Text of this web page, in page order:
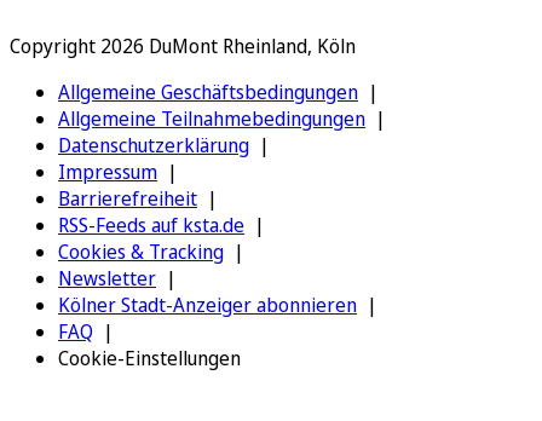
Copyright 2026 DuMont Rheinland, Köln
Allgemeine Geschäftsbedingungen
Allgemeine Teilnahmebedingungen
Datenschutzerklärung
Impressum
Barrierefreiheit
RSS-Feeds auf ksta.de
Cookies & Tracking
Newsletter
Kölner Stadt-Anzeiger abonnieren
FAQ
Cookie-Einstellungen